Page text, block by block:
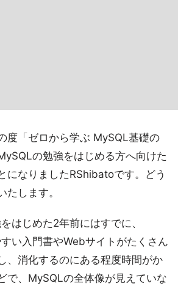
度「ゼロから学ぶ MySQL基礎の
の勉強をはじめる方へ向けた
になりましたRShibatoです。どう
たします。
はじめた2年前にはすでに、
い入門書やWebサイトがたくさん
、消化するのにある程度時間がか
で、MySQLの全体像が見えていな